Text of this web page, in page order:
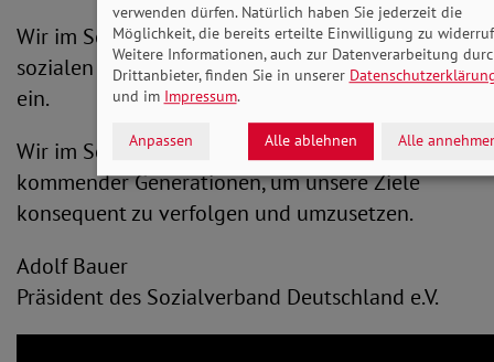
Wir im SoVD treten für die Verwirklichung eines
sozialen und den Frieden erhaltendes Europa
ein.
Wir im SoVD stellen uns den Herausforderungen
kommender Generationen, um unsere Ziele
konsequent zu verfolgen und umzusetzen.
Adolf Bauer
Präsident des Sozialverband Deutschland e.V.
verwenden dürfen. Natürlich haben Sie jederzeit die
Möglichkeit, die bereits erteilte Einwilligung zu
Weitere Informationen, auch zur Datenverarbeitung
Drittanbieter, finden Sie in unserer
und im Impressum.
Anpassen Alle ablehnen Alle